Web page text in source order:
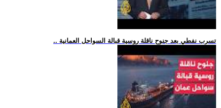
.. تسرب نفطي بعد جنوح ناقلة روسية قبالة السواحل العمانية